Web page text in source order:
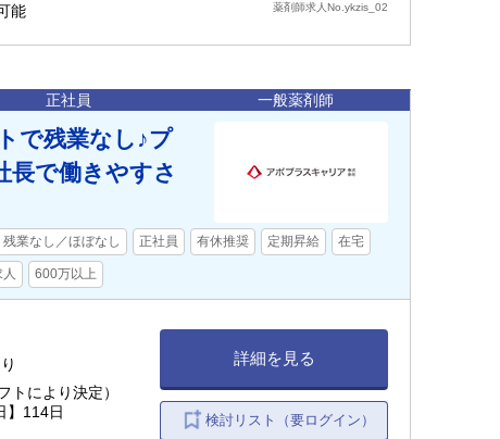
能
薬剤師求人No.ykzis_02
正社員 一般薬剤師
で残業なし♪プ
長で働きやすさ
残業なし／ほぼなし 正社員 有休推奨 定期昇給 在宅
600万以上
により決定）
】114日
詳細を見る
検討リスト（要ログイン）